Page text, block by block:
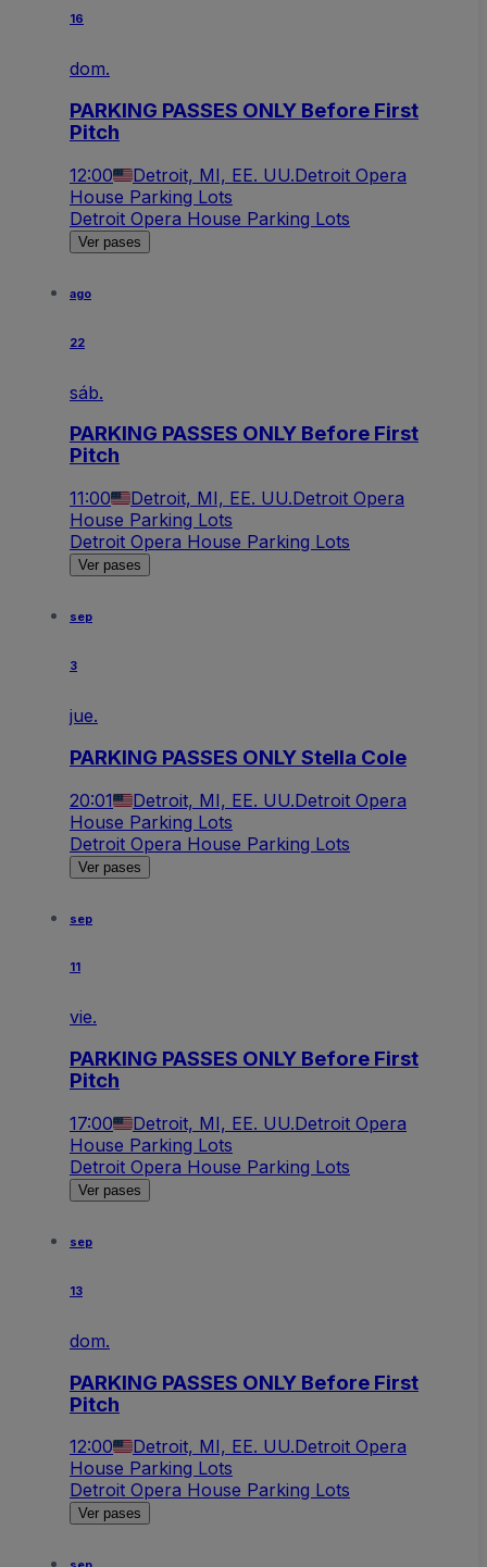
16
dom.
PARKING PASSES ONLY Before First
Pitch
12:00 Detroit, MI, EE. UU.Detroit Opera
House Parking Lots
Detroit Opera House Parking Lots
Ver pases
ago
22
sáb.
PARKING PASSES ONLY Before First
Pitch
11:00 Detroit, MI, EE. UU.Detroit Opera
House Parking Lots
Detroit Opera House Parking Lots
Ver pases
sep
3
jue.
PARKING PASSES ONLY Stella Cole
20:01 Detroit, MI, EE. UU.Detroit Opera
House Parking Lots
Detroit Opera House Parking Lots
Ver pases
sep
11
vie.
PARKING PASSES ONLY Before First
Pitch
17:00 Detroit, MI, EE. UU.Detroit Opera
House Parking Lots
Detroit Opera House Parking Lots
Ver pases
sep
13
dom.
PARKING PASSES ONLY Before First
Pitch
12:00 Detroit, MI, EE. UU.Detroit Opera
House Parking Lots
Detroit Opera House Parking Lots
Ver pases